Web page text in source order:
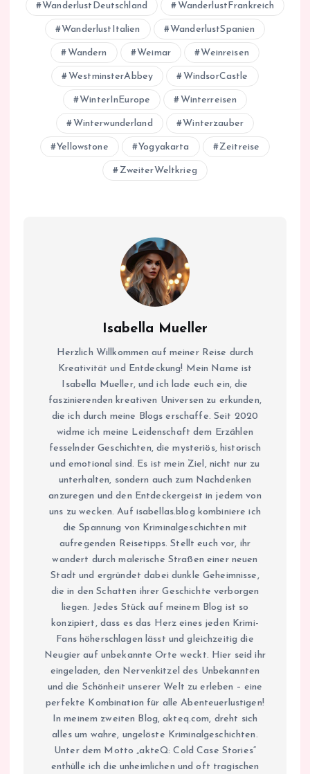
WanderlustDeutschland WanderlustFrankreich
WanderlustItalien WanderlustSpanien
Wandern Weimar Weinreisen
WestminsterAbbey WindsorCastle
WinterInEurope Winterreisen
Winterwunderland Winterzauber
Yellowstone Yogyakarta Zeitreise
ZweiterWeltkrieg
Isabella Mueller
Herzlich Willkommen auf meiner Reise durch
Kreativität und Entdeckung! Mein Name ist
Isabella Mueller, und ich lade euch ein, die
faszinierenden kreativen Universen zu erkunden,
die ich durch meine Blogs erschaffe. Seit 2020
widme ich meine Leidenschaft dem Erzählen
fesselnder Geschichten, die mysteriös, historisch
und emotional sind. Es ist mein Ziel, nicht nur zu
unterhalten, sondern auch zum Nachdenken
anzuregen und den Entdeckergeist in jedem von
uns zu wecken. Auf isabellas.blog kombiniere ich
die Spannung von Kriminalgeschichten mit
aufregenden Reisetipps. Stellt euch vor, ihr
wandert durch malerische Straßen einer neuen
Stadt und ergründet dabei dunkle Geheimnisse,
die in den Schatten ihrer Geschichte verborgen
liegen. Jedes Stück auf meinem Blog ist so
konzipiert, dass es das Herz eines jeden Krimi-
Fans höherschlagen lässt und gleichzeitig die
Neugier auf unbekannte Orte weckt. Hier seid ihr
eingeladen, den Nervenkitzel des Unbekannten
und die Schönheit unserer Welt zu erleben – eine
perfekte Kombination für alle Abenteuerlustigen!
In meinem zweiten Blog, akteq.com, dreht sich
alles um wahre, ungelöste Kriminalgeschichten.
Unter dem Motto „akteQ: Cold Case Stories“
enthülle ich die unheimlichen und oft tragischen